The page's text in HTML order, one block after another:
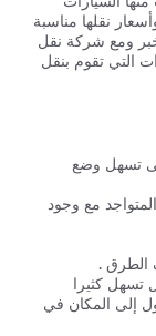
نقلها مناسبة
ومع شركة نقل
التي تقوم بنقل
تسهل وضع
مع وجود
الطرق .
تسهل كثيرا
إلى المكان في